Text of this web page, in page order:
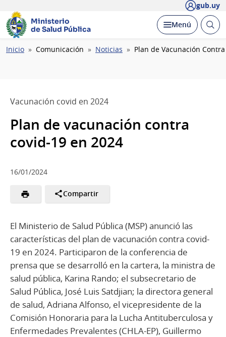
gub.uy
Ministerio
de Salud Pública
Desplegar
Menú Abrir
Ruta
Inicio Comunicación Noticias Plan de Vacunación
Vacunación covid en 2024
Plan de vacunación contra
covid-19 en 2024
16/01/2024
Compartir
El Ministerio de Salud Pública (MSP) anunció las
características del plan de vacunación contra covid-
19 en 2024. Participaron de la conferencia de
prensa que se desarrolló en la cartera, la ministra de
salud pública, Karina Rando; el subsecretario de
Salud Pública, José Luis Satdjian; la directora general
de salud, Adriana Alfonso, el vicepresidente de la
Comisión Honoraria para la Lucha Antituberculosa y
Enfermedades Prevalentes (CHLA-EP), Guillermo